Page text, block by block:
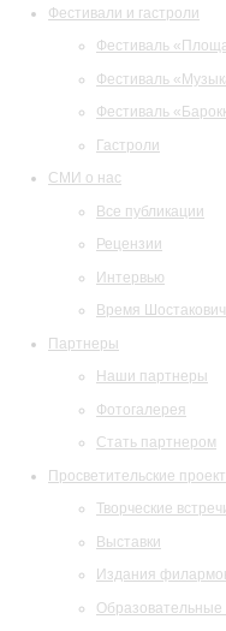
Фестивали и гастроли
Фестиваль
Фестиваль
Фестиваль
Гастроли
СМИ о нас
Все публикации
Рецензии
Интервью
Время
Партнеры
Наши партнеры
Фотогалерея
Стать партнером
Просветительские
Творческие
Выставки
Издания